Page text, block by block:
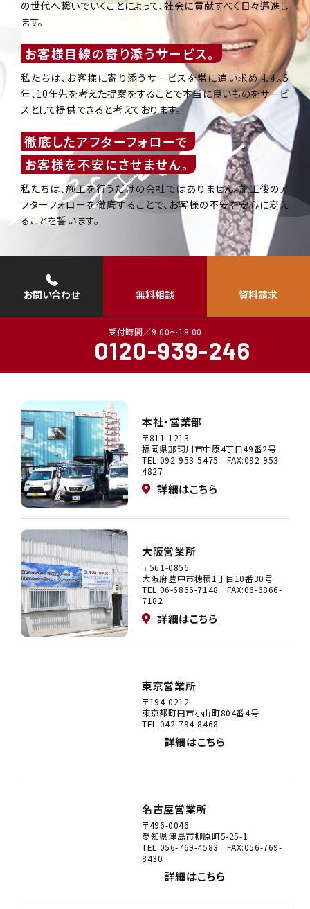
お客様目線の寄り添うサービス。
私たちは、お客様に寄り添うサービスを常に追い求めます。5
年、10年先を考えた提案をすることで本当に良いものをサービ
スとして提供できると考えております。
徹底したアフターフォローで
お客様を不安にさせません。
私たちは、施工を行うだけの会社ではありません。施工後のア
フターフォローを徹底することで、お客様の不安を安心に変え
ることを誓います。
お問い合わせ
0120-939-246
〒811-1213
福岡県那珂川市中原4丁目49番2号
TEL:092-953-5475 FAX:092-953-
4827
詳細はこちら
〒561-0856
大阪府豊中市穂積1丁目10番30号
TEL:06-6866-7148 FAX:06-6866-
7182
詳細はこちら
〒194-0212
東京都町田市小山町804番4号
TEL:042-794-8468
詳細はこちら
〒496-0046
愛知県津島市柳原町5-25-1
TEL:056-769-4583 FAX:056-769-
8430
詳細はこちら